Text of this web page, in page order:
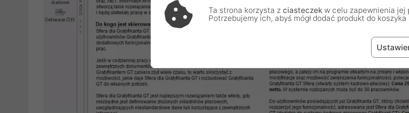
Ta strona korzysta z ciasteczek w celu zapewnienia jej
Potrzebujemy ich, abyś mógł dodać produkt do